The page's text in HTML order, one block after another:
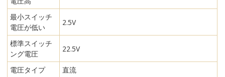
最小スイッチ
電圧が低い
2.5V
標準スイッチ
ング電圧
22.5V
電圧タイプ 直流